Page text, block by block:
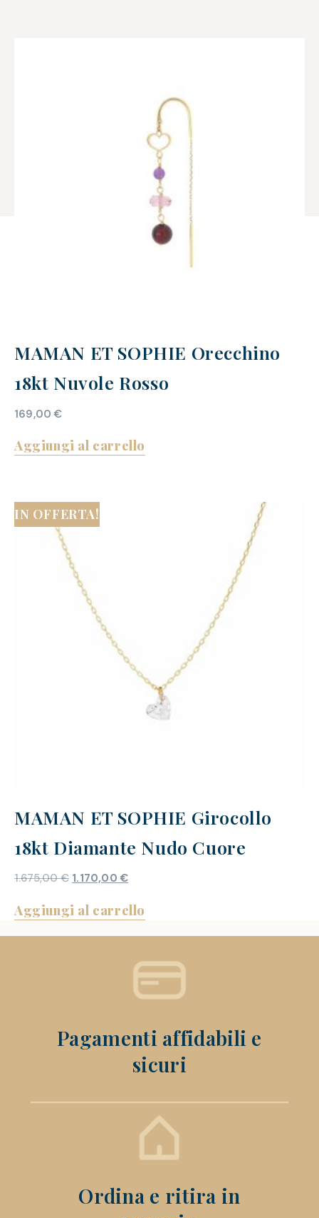
MAMAN ET SOPHIE Orecchino
18kt Nuvole Rosso
169,00€
Aggiungi al carrello
IN OFFERTA!
MAMAN ET SOPHIE Girocollo
18kt Diamante Nudo Cuore
1.675,00€ 1.170,00€
Aggiungi al carrello
Pagamenti affidabili e
sicuri
Ordina e ritira in